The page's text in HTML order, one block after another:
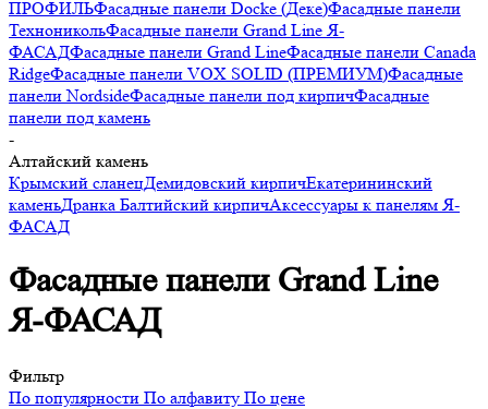
ПРОФИЛЬФасадные панели Docke (Деке)Фасадные панели
ТехноникольФасадные панели Grand Line Я-
ФАСАДФасадные панели Grand LineФасадные панели Canada
RidgeФасадные панели VOX SOLID (ПРЕМИУМ)Фасадные
панели NordsideФасадные панели под кирпичФасадные
панели под камень
-
Алтайский камень
Крымский сланецДемидовский кирпичЕкатерининский
каменьДранка Балтийский кирпичАксессуары к панелям Я-
ФАСАД
Фасадные панели Grand Line
Я-ФАСАД
Фильтр
По популярности По алфавиту По цене